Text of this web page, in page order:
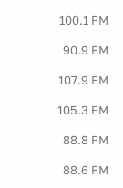
100.1 FM
90.9 FM
107.9 FM
105.3 FM
88.8 FM
88.6 FM